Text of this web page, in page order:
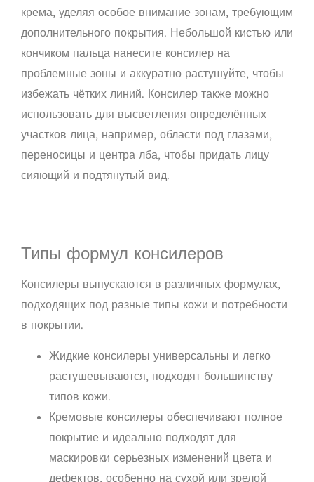
крема, уделяя особое внимание зонам, требующим
дополнительного покрытия. Небольшой кистью или
кончиком пальца нанесите консилер на
проблемные зоны и аккуратно растушуйте, чтобы
избежать чётких линий. Консилер также можно
использовать для высветления определённых
участков лица, например, области под глазами,
переносицы и центра лба, чтобы придать лицу
сияющий и подтянутый вид.
Типы формул консилеров
Консилеры выпускаются в различных формулах,
подходящих под разные типы кожи и потребности
в покрытии.
Жидкие консилеры универсальны и легко
растушевываются, подходят большинству
типов кожи.
Кремовые консилеры обеспечивают полное
покрытие и идеально подходят для
маскировки серьезных изменений цвета и
дефектов, особенно на сухой или зрелой